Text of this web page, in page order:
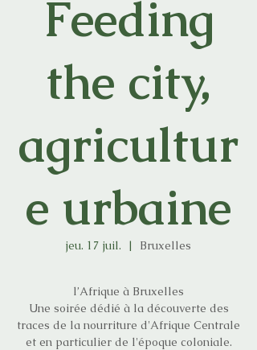
Feeding
the city,
agricultur
e urbaine
jeu. 17 juil.
  |
Bruxelles
l’Afrique à Bruxelles
Une soirée dédié à la découverte des
traces de la nourriture d'Afrique Centrale
et en particulier de l'époque coloniale.